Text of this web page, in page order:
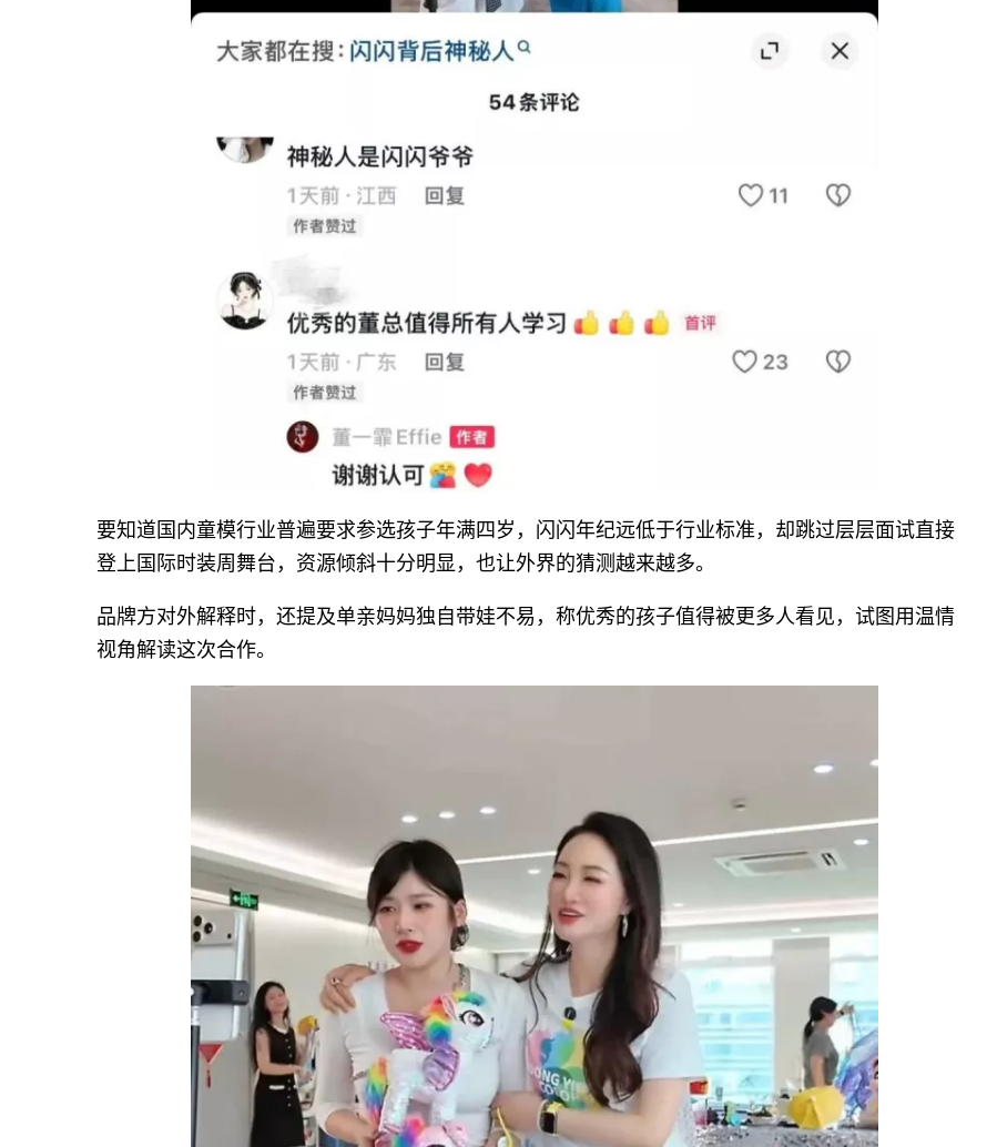
要知道国内童模行业普遍要求参选孩子年满四岁，闪闪年纪远低于行业标准，却跳过层层面试直接
登上国际时装周舞台，资源倾斜十分明显，也让外界的猜测越来越多。
品牌方对外解释时，还提及单亲妈妈独自带娃不易，称优秀的孩子值得被更多人看见，试图用温情
视角解读这次合作。